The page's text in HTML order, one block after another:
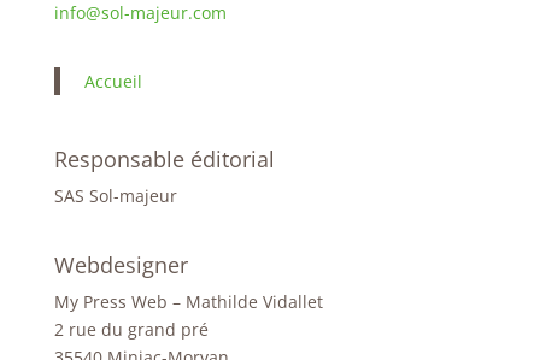
info@sol-majeur.com
Accueil
Responsable éditorial
SAS Sol-majeur
Webdesigner
My Press Web – Mathilde Vidallet
2 rue du grand pré